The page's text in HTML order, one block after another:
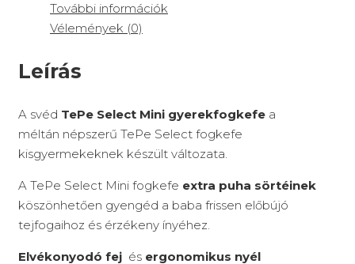
További információk
Vélemények (0)
Leírás
A svéd TePe Select Mini gyerekfogkefe a
méltán népszerű TePe Select fogkefe
kisgyermekeknek készült változata.
A TePe Select Mini fogkefe extra puha sörtéinek
köszönhetően gyengéd a baba frissen előbújó
tejfogaihoz és érzékeny ínyéhez.
Elvékonyodó fej és ergonomikus nyél